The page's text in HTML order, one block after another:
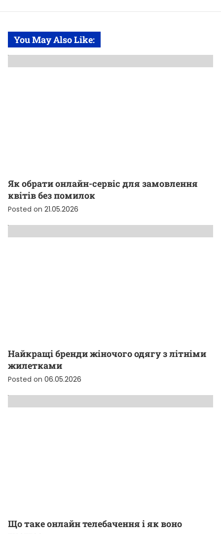
You May Also Like:
Як обрати онлайн-сервіс для замовлення
квітів без помилок
Posted on 21.05.2026
Найкращі бренди жіночого одягу з літніми
жилетками
Posted on 06.05.2026
Що таке онлайн телебачення і як воно